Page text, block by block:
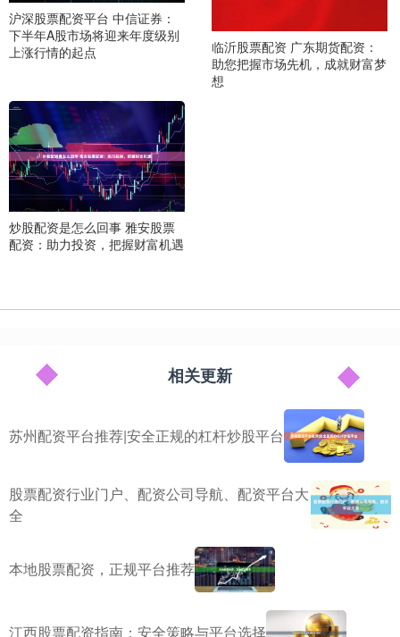
沪深股票配资平台 中信证券：
下半年A股市场将迎来年度级别
上涨行情的起点
临沂股票配资 广东期货配资：
助您把握市场先机，成就财富梦
想
炒股配资是怎么回事 雅安股票
配资：助力投资，把握财富机遇
相关更新
苏州配资平台推荐|安全正规的杠杆炒股平台
股票配资行业门户、配资公司导航、配资平台大
全
本地股票配资，正规平台推荐
江西股票配资指南：安全策略与平台选择